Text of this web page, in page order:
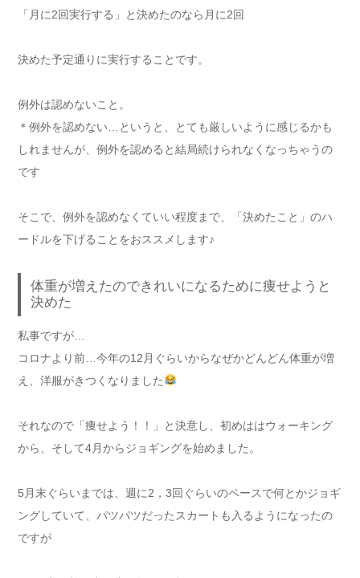
「月に2回実行する」と決めたのなら月に2回
決めた予定通りに実行することです。
例外は認めないこと。
＊例外を認めない…というと、とても厳しいように感じるかも
しれませんが、例外を認めると結局続けられなくなっちゃうの
です
そこで、例外を認めなくていい程度まで、「決めたこと」のハ
ードルを下げることをおススメします♪
体重が増えたのできれいになるために痩せようと
決めた
私事ですが…
コロナより前…今年の12月ぐらいからなぜかどんどん体重が増
え、洋服がきつくなりました
それなので「痩せよう！！」と決意し、初めははウォーキング
から、そして4月からジョギングを始めました。
5月末ぐらいまでは、週に2，3回ぐらいのペースで何とかジョギ
ングしていて、パツパツだったスカートも入るようになったの
ですが